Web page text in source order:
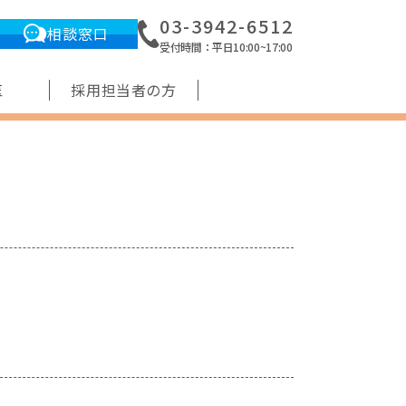
相談窓口 03-3942-6512
受付時間：平日10:00~17:00
採用担当者の方